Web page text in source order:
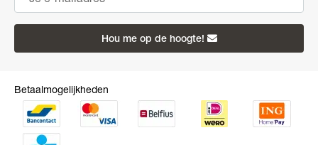
Hou me op de hoogte!
Betaalmogelijkheden